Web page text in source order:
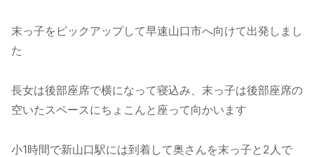
末っ子をピックアップして早速山口市へ向けて出発しまし
た
長女は後部座席で横になって寝込み、末っ子は後部座席の
空いたスペースにちょこんと座って向かいます
小1時間で新山口駅には到着して奥さんを末っ子と2人で